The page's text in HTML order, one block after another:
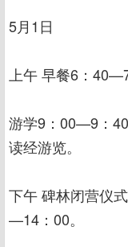
5月1日
上午 早餐6：
游学9：00—9：
读经游览。
下午 碑林闭营仪
—14：00。